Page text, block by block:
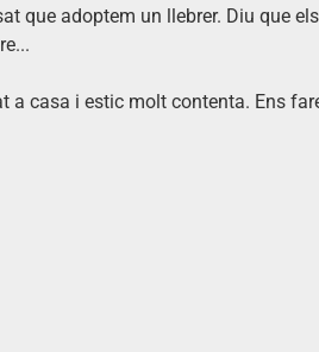
que adoptem un llebrer. Diu que
a casa i estic molt contenta. Ens